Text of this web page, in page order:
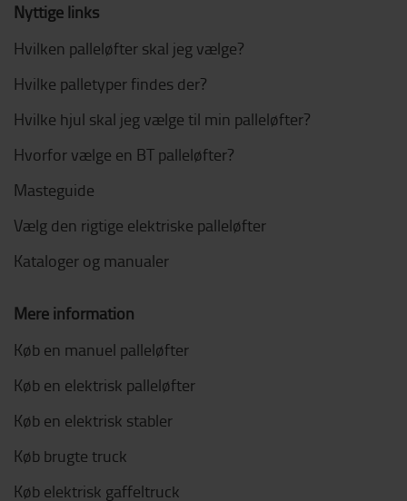
Nyttige links
Hvilken palleløfter skal jeg vælge?
Hvilke palletyper findes der?
Hvilke hjul skal jeg vælge til min palleløfter?
Hvorfor vælge en BT palleløfter?
Masteguide
Vælg den rigtige elektriske palleløfter
Kataloger og manualer
Mere information
Køb en manuel palleløfter
Køb en elektrisk palleløfter
Køb en elektrisk stabler
Køb brugte truck
Køb elektrisk gaffeltruck